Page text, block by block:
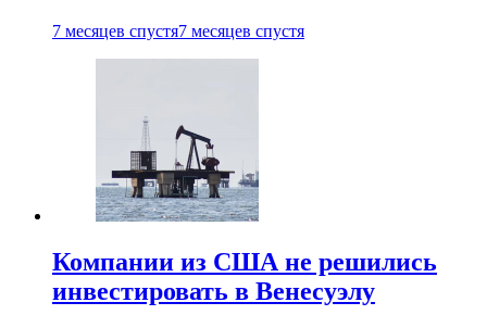
7 месяцев спустя7 месяцев спустя
Компании из США не решились
инвестировать в Венесуэлу